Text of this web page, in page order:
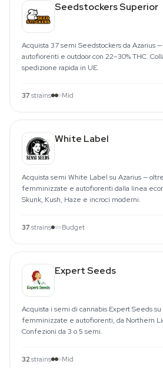
Seedstockers Superior
Acquista 37 semi Seedstockers da Azarius
autofiorenti e outdoor con 22–30% THC.
spedizione rapida in UE.
37 strains Mid
White Label
Acquista semi White Label su Azarius —
femminizzate e autofiorenti dalla linea
Skunk, Kush, Haze e incroci moderni.
37 strains Budget
Expert Seeds
Acquista i semi di cannabis Expert Seeds
femminizzate e autofiorenti, da Northern
Confezioni da 3 o 5 semi.
32 strains Mid